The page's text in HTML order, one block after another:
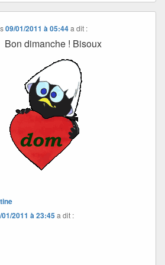
09/01/2011 à 05:44 a dit :
Bon dimanche ! Bisoux
01/2011 à 23:45a dit :